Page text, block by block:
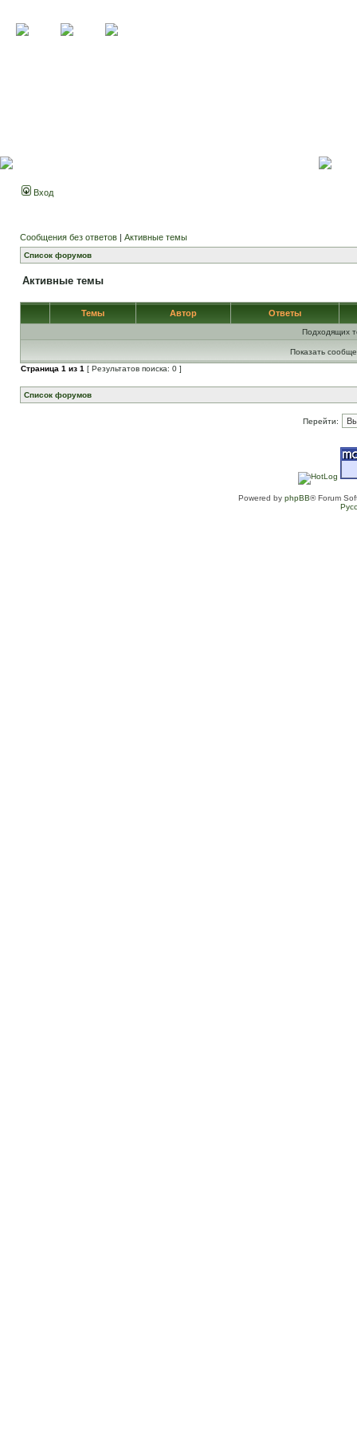
Вход
Сообщения без ответов | Активные темы
Список форумов
Активные темы
Темы Автор Ответы
Подходящих
Показать
Страница 1 из 1 [ Результатов поиска: 0 ]
Список форумов
Перейти:
Powered by phpBB® Forum